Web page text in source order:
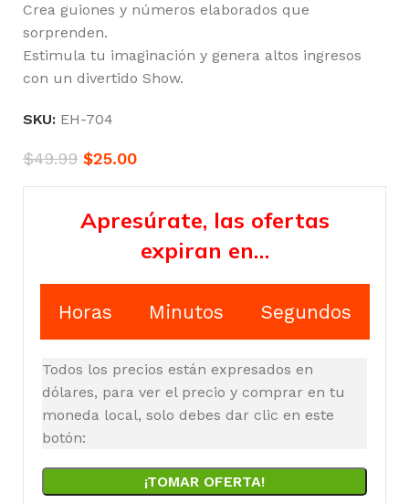
Crea guiones y números elaborados que
sorprenden.
Estimula tu imaginación y genera altos ingresos
con un divertido Show.
SKU: EH-704
$49.99 $25.00
Apresúrate, las ofertas
expiran en…
Horas Minutos Segundos
Todos los precios están expresados en
dólares, para ver el precio y comprar en tu
moneda local, solo debes dar clic en este
botón:
¡TOMAR OFERTA!